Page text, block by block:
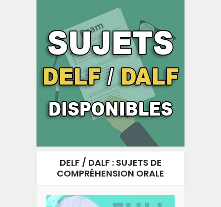
DELF / DALF : SUJETS DE
COMPRÉHENSION ORALE